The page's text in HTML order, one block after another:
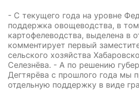
- С текущего года на уровне
поддержка овощеводства, в
картофелеводства, выделена в
комментирует первый
сельского хозяйства
Селезнёва. - А по решению
Дегтярёва с прошлого года мы
отдельную поддержку в виде